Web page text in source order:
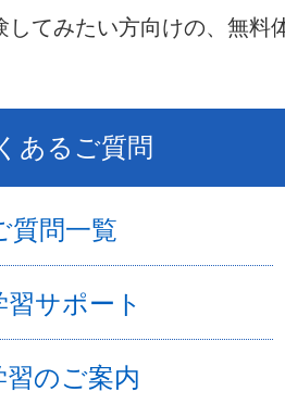
してみたい方向けの、無料
あるご質問
質問一覧
習サポート
のご案内